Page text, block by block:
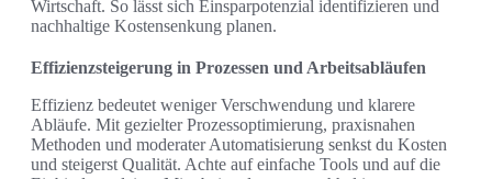
Wirtschaft. So lässt sich Einsparpotenzial identifizieren und
nachhaltige Kostensenkung planen.
Effizienzsteigerung in Prozessen und Arbeitsabläufen
Effizienz bedeutet weniger Verschwendung und klarere
Abläufe. Mit gezielter Prozessoptimierung, praxisnahen
Methoden und moderater Automatisierung senkst du Kosten
und steigerst Qualität. Achte auf einfache Tools und auf die